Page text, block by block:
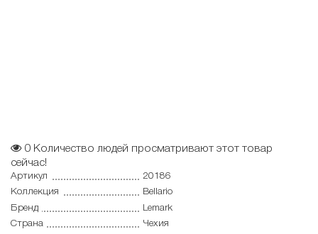
0 Количество людей просматривают этот товар
сейчас!
Артикул
20186
Коллекция
Bellario
Бренд
Lemark
Страна
Чехия